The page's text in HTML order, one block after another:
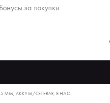
Бонусы за покупки
ММ, АККУМ/СЕТЕВАЯ, 8 НАС.